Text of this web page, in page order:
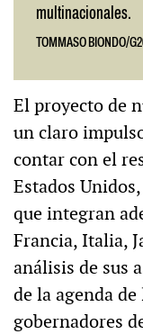
multinacionales.
TOMMASO BIONDO/
El proyecto de
un claro
contar con el
Estados
que integran
Francia, Italia,
análisis de sus
de la agenda
gobernadores